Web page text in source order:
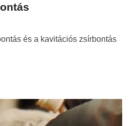
és a kavitációs zsírbontás